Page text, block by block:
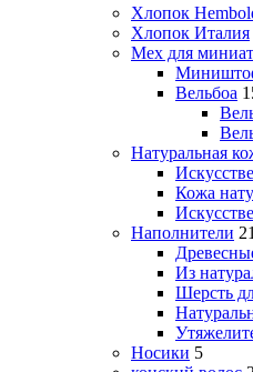
Хлопок
Хлопок Италия
Мех для
Вельбоа
Натуральная
Кожа
Наполнители 21
Из
Шерсть
Носики 5